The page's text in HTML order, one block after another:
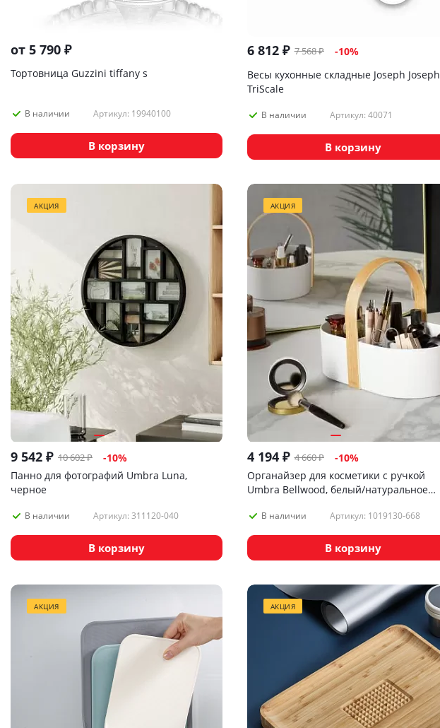
от 5 790 ₽
Тортовница Guzzini tiffany s
В наличии Артикул: 19940100
В корзину
6 812₽ 7 568₽ -10%
Весы кухонные складные Joseph Joseph
TriScale
В наличии Артикул: 40071
В корзину
АКЦИЯ
9 542 ₽ 10 602₽ -10%
Панно для фотографий Umbra Luna,
черное
В наличии Артикул: 311120-040
В корзину
АКЦИЯ
4 194₽ 4 660₽ -10%
Органайзер для косметики с ручкой
Umbra Bellwood, белый/натуральное
В наличии Артикул: 1019130-668
В корзину
АКЦИЯ АКЦИЯ